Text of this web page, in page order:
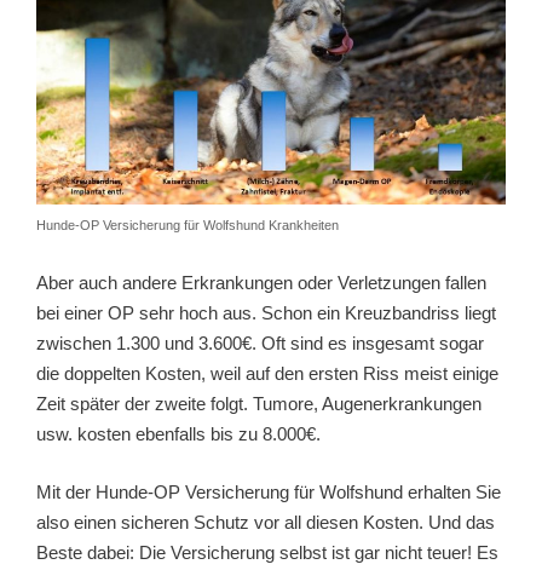
Hunde-OP Versicherung für Wolfshund Krankheiten
Aber auch andere Erkrankungen oder Verletzungen fallen
bei einer OP sehr hoch aus. Schon ein Kreuzbandriss liegt
zwischen 1.300 und 3.600€. Oft sind es insgesamt sogar
die doppelten Kosten, weil auf den ersten Riss meist einige
Zeit später der zweite folgt. Tumore, Augenerkrankungen
usw. kosten ebenfalls bis zu 8.000€.
Mit der Hunde-OP Versicherung für Wolfshund erhalten Sie
also einen sicheren Schutz vor all diesen Kosten. Und das
Beste dabei: Die Versicherung selbst ist gar nicht teuer! Es